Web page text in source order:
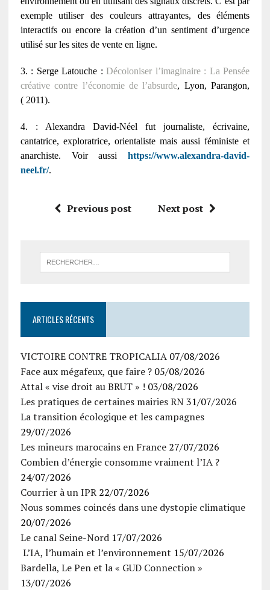
exemple utiliser des couleurs attrayantes, des éléments
interactifs ou encore la création d’un sentiment d’urgence
utilisé sur les sites de vente en ligne.
3. : Serge Latouche :Décoloniser l’imaginaire : La Pensée
créative contre l’économie de l’absurde, Lyon, Parangon,
( 2011).
4. : Alexandra David-Néel fut journaliste, écrivaine,
cantatrice, exploratrice, orientaliste mais aussi féministe et
anarchiste. Voir aussihttps://www.alexandra-david-
neel.fr/.
Previous post Next post
ARTICLES RÉCENTS
VICTOIRE CONTRE TROPICALIA 07/08/2026
Face aux mégafeux, que faire ? 05/08/2026
Attal « vise droit au BRUT » ! 03/08/2026
Les pratiques de certaines mairies RN 31/07/2026
La transition écologique et les campagnes
29/07/2026
Les mineurs marocains en France 27/07/2026
Combien d’énergie consomme vraiment l’IA ?
24/07/2026
Courrier à un IPR 22/07/2026
Nous sommes coincés dans une dystopie climatique
20/07/2026
Le canal Seine-Nord 17/07/2026
L’IA, l’humain et l’environnement 15/07/2026
Bardella, Le Pen et la « GUD Connection »
13/07/2026